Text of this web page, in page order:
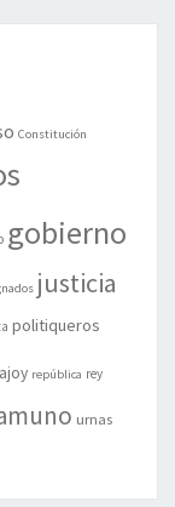
Constitución
gobierno
justicia
politiqueros
república rey
urnas